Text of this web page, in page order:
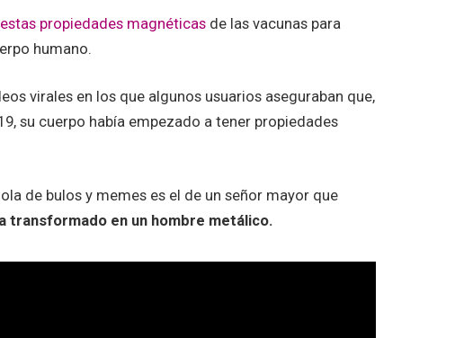
propiedades magnéticas de las vacunas para
humano.
virales en los que algunos usuarios aseguraban que,
su cuerpo había empezado a tener propiedades
de bulos y memes es el de un señor mayor que
transformado en un hombre metálico.